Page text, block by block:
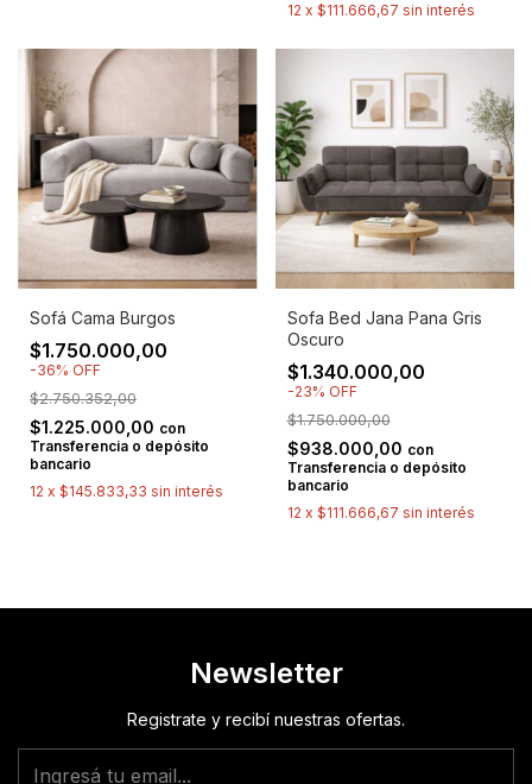
12 x $111.666,67 sin interés
Sofá Cama Burgos
$1.750.000,00
-36% OFF
$2.750.352,00
$1.225.000,00 con
Transferencia o depósito
bancario
12 x $145.833,33 sin interés
Sofa Bed Jana Pana Gris
Oscuro
$1.340.000,00
-23% OFF
$1.750.000,00
$938.000,00 con
Transferencia o depósito
bancario
12 x $111.666,67 sin interés
Newsletter
Registrate y recibí nuestras ofertas.